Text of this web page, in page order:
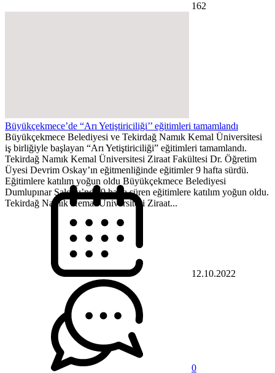
162
Büyükçekmece’de “Arı Yetiştiriciliği’’ eğitimleri tamamlandı
Büyükçekmece Belediyesi ve Tekirdağ Namık Kemal Üniversitesi
iş birliğiyle başlayan “Arı Yetiştiriciliği” eğitimleri tamamlandı.
Tekirdağ Namık Kemal Üniversitesi Ziraat Fakültesi Dr. Öğretim
Üyesi Devrim Oskay’ın eğitmenliğinde eğitimler 9 hafta sürdü.
Eğitimlere katılım yoğun oldu Büyükçekmece Belediyesi
Dumlupınar Salonu’nda 9 hafta süren eğitimlere katılım yoğun oldu.
Tekirdağ Namık Kemal Üniversitesi Ziraat...
12.10.2022
0